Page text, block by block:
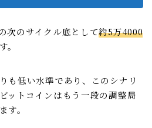
次のサイクル底として約5万4000
。
も低い水準であり、このシナリ
ットコインはもう一段の調整局
す。